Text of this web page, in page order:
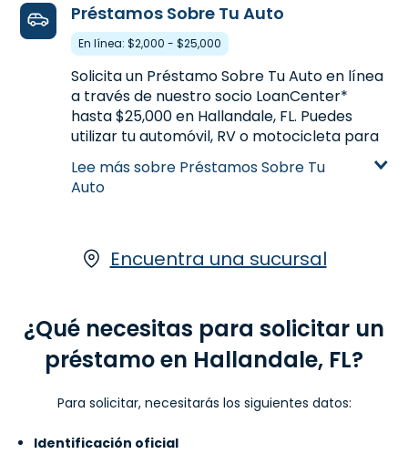
8. Advance America #505
10.3mi
18502 NW 67th Ave., Ste. 20
Miami, FL 33015
(305) 698-0933
Obtén direciones
Abre mañana a las 10:00 am
9. Advance America #2728
(305) 836-2092
Obtén direciones
Abre mañana a las 10:00 am
una de nuestras sucursales en Hallandale,
FL, para un Préstamo a Plazos hasta $1,000.
Aprende más sobre Préstamos a Plazos
Préstamos Sobre Tu Auto
En línea: $2,000 - $25,000
Solicita un Préstamo Sobre Tu Auto en línea
a través de nuestro socio LoanCenter*
hasta $25,000 en Hallandale, FL. Puedes
utilizar tu automóvil, RV o motocicleta para
obtener un Préstamo Sobre Tu Auto en
línea basado en la valoración. Con un
Préstamo Sobre Tu Auto en línea de
aquí
para empezar tu solicitud en línea.
Lee más sobre Préstamos Sobre Tu
Auto
Encuentra una sucursal
¿Qué necesitas para solicitar un
préstamo en Hallandale, FL?
Para solicitar, necesitarás los siguientes datos:
Identificación oficial